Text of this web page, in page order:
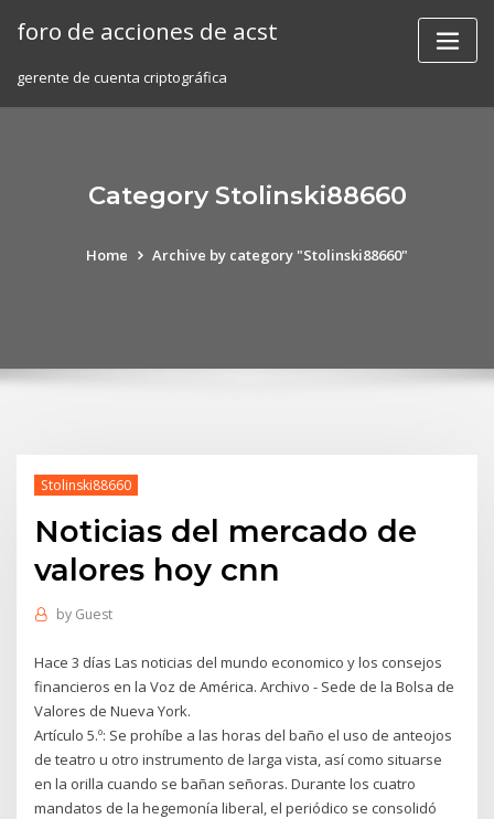
foro de acciones de acst
gerente de cuenta criptográfica
Category Stolinski88660
Home Archive by category "Stolinski88660"
Stolinski88660
Noticias del mercado de
valores hoy cnn
by Guest
Hace 3 días Las noticias del mundo economico y los consejos
financieros en la Voz de América. Archivo - Sede de la Bolsa de
Valores de Nueva York.
Artículo 5.º: Se prohíbe a las horas del baño el uso de anteojos
de teatro u otro instrumento de larga vista, así como situarse
en la orilla cuando se bañan señoras. Durante los cuatro
mandatos de la hegemonía liberal, el periódico se consolidó